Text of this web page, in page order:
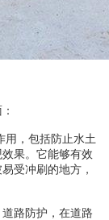
用，‌包括防止水土
果。‌它能够有效
受冲刷的地方，‌
道路防护，在道路